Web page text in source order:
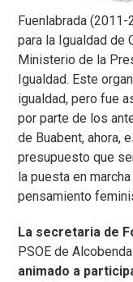
Fuenlabrada
para la Igualdad de
Ministerio de la
Igualdad. Este
igualdad, pero fue
por parte de los
de Buabent, ahora,
presupuesto que
la puesta en
pensamiento
La secretaria de
PSOE de
animado a